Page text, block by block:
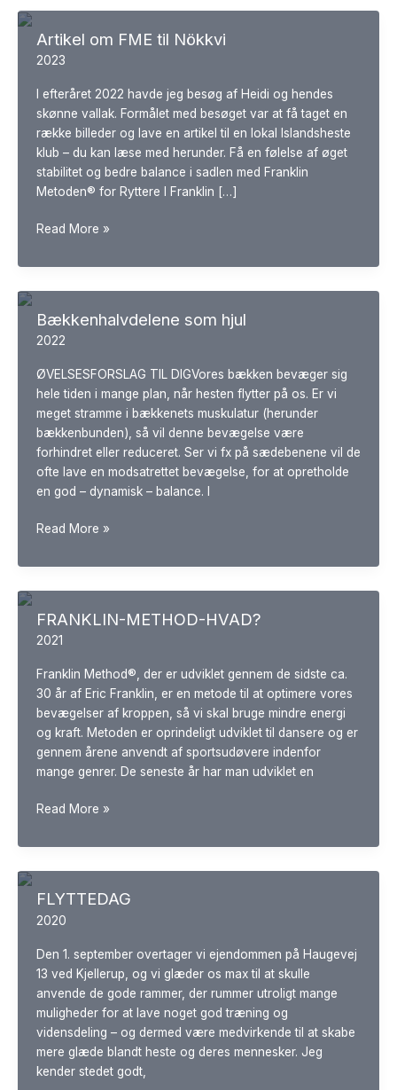
Artikel om FME til Nökkvi
2023
I efteråret 2022 havde jeg besøg af Heidi og hendes
skønne vallak. Formålet med besøget var at få taget en
række billeder og lave en artikel til en lokal Islandsheste
klub – du kan læse med herunder. Få en følelse af øget
stabilitet og bedre balance i sadlen med Franklin
Metoden® for Ryttere I Franklin […]
Artikel
FME
Read More »
Bækkenhalvdelene som hjul
2022
ØVELSESFORSLAG TIL DIGVores bækken bevæger sig
hele tiden i mange plan, når hesten flytter på os. Er vi
meget stramme i bækkenets muskulatur (herunder
bækkenbunden), så vil denne bevægelse være
forhindret eller reduceret. Ser vi fx på sædebenene vil de
ofte lave en modsatrettet bevægelse, for at opretholde
en god – dynamisk – balance. I
Bækkenhalvdelene
hjul
Read More »
FRANKLIN-METHOD-HVAD?
2021
Franklin Method®, der er udviklet gennem de sidste ca.
30 år af Eric Franklin, er en metode til at optimere vores
bevægelser af kroppen, så vi skal bruge mindre energi
og kraft. Metoden er oprindeligt udviklet til dansere og er
gennem årene anvendt af sportsudøvere indenfor
mange genrer. De seneste år har man udviklet en
FRANKLIN-
HVAD?
Read More »
FLYTTEDAG
2020
Den 1. september overtager vi ejendommen på Haugevej
13 ved Kjellerup, og vi glæder os max til at skulle
anvende de gode rammer, der rummer utroligt mange
muligheder for at lave noget god træning og
vidensdeling – og dermed være medvirkende til at skabe
mere glæde blandt heste og deres mennesker. Jeg
kender stedet godt,